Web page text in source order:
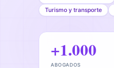
Turismo y transporte
+1.000
ABOGADOS